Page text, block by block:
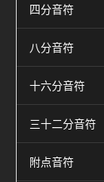
四分音符
八分音符
十六分音符
三十二分音符
附点音符